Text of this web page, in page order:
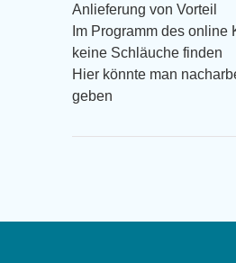
Anlieferung von Vorteil
Im Programm des online
keine Schläuche finden
Hier könnte man
geben